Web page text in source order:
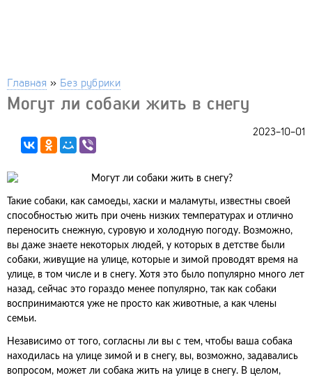
Главная » Без рубрики
Могут ли собаки жить в снегу
2023-10-01
Такие собаки, как самоеды, хаски и маламуты, известны своей
способностью жить при очень низких температурах и отлично
переносить снежную, суровую и холодную погоду. Возможно,
вы даже знаете некоторых людей, у которых в детстве были
собаки, живущие на улице, которые и зимой проводят время на
улице, в том числе и в снегу. Хотя это было популярно много лет
назад, сейчас это гораздо менее популярно, так как собаки
воспринимаются уже не просто как животные, а как члены
семьи.
Независимо от того, согласны ли вы с тем, чтобы ваша собака
находилась на улице зимой и в снегу, вы, возможно, задавались
вопросом, может ли собака жить на улице в снегу. В целом,